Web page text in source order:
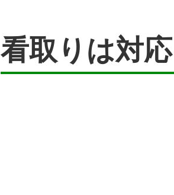
看取りは対